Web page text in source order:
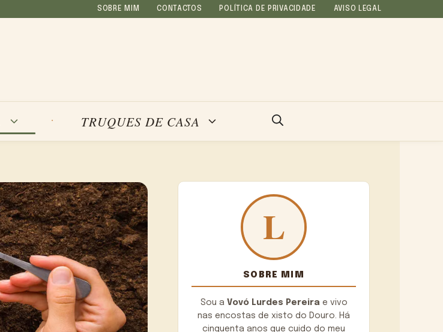
SOBRE MIM CONTACTOS POLÍTICA DE PRIVACIDADE AVISO LEGAL
TRUQUES DE CASA
SOBRE MIM
Sou a Vovó Lurdes Pereirae vivo
nas encostas de xisto do Douro. Há
cinquenta anos que cuido do meu